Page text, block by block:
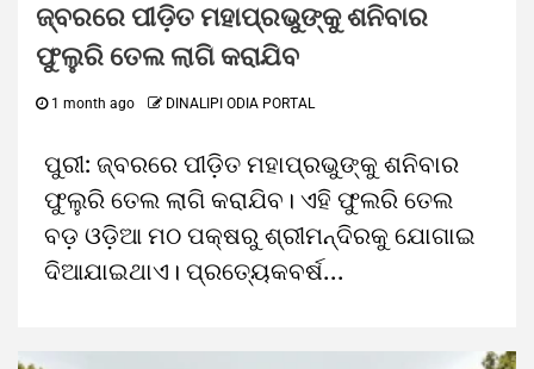
ଜ୍ବରରେ ପୀଡ଼ିତ ମହାପ୍ରଭୁଙ୍କୁ ଶନିବାର
ଫୁଲୁରି ତେଲ ଲାଗି କରାଯିବ
1 month ago DINALIPI ODIA PORTAL
ପୁରୀ: ଜ୍ବରରେ ପୀଡ଼ିତ ମହାପ୍ରଭୁଙ୍କୁ ଶନିବାର
ଫୁଲୁରି ତେଲ ଲାଗି କରାଯିବ। ଏହି ଫୁଲରି ତେଲ
ବଡ଼ ଓଡ଼ିଆ ମଠ ପକ୍ଷରୁ ଶ୍ରୀମନ୍ଦିରକୁ ଯୋଗାଇ
ଦିଆଯାଇଥାଏ। ପ୍ରତ୍ୟେକବର୍ଷ...